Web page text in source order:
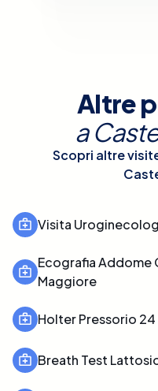
Altre
a
Scopri altre
Visita
Ecografia Addome
Maggiore
Holter Pressorio
Breath Test